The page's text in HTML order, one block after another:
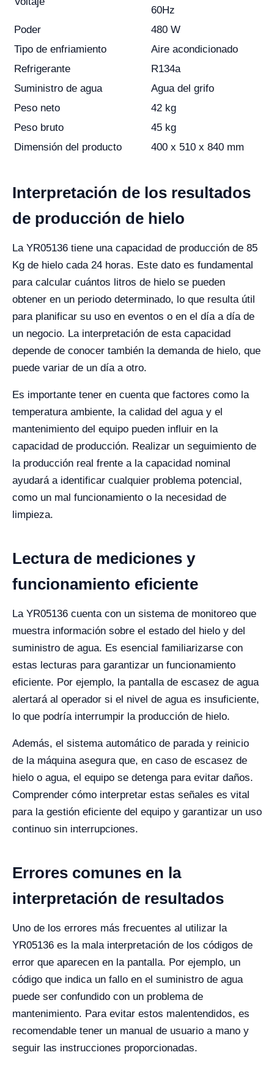
60Hz
Poder
480 W
Tipo de enfriamiento
Aire acondicionado
Refrigerante
R134a
Suministro de agua
Agua del grifo
Peso neto
42 kg
Peso bruto
45 kg
Dimensión del producto
400 x 510 x 840 mm
Interpretación de los resultados
de producción de hielo
La YR05136 tiene una capacidad de producción de 85
Kg de hielo cada 24 horas. Este dato es fundamental
para calcular cuántos litros de hielo se pueden
obtener en un periodo determinado, lo que resulta útil
para planificar su uso en eventos o en el día a día de
un negocio. La interpretación de esta capacidad
depende de conocer también la demanda de hielo, que
puede variar de un día a otro.
Es importante tener en cuenta que factores como la
temperatura ambiente, la calidad del agua y el
mantenimiento del equipo pueden influir en la
capacidad de producción. Realizar un seguimiento de
la producción real frente a la capacidad nominal
ayudará a identificar cualquier problema potencial,
como un mal funcionamiento o la necesidad de
limpieza.
Lectura de mediciones y
funcionamiento eficiente
La YR05136 cuenta con un sistema de monitoreo que
muestra información sobre el estado del hielo y del
suministro de agua. Es esencial familiarizarse con
estas lecturas para garantizar un funcionamiento
eficiente. Por ejemplo, la pantalla de escasez de agua
alertará al operador si el nivel de agua es insuficiente,
lo que podría interrumpir la producción de hielo.
Además, el sistema automático de parada y reinicio
de la máquina asegura que, en caso de escasez de
hielo o agua, el equipo se detenga para evitar daños.
Comprender cómo interpretar estas señales es vital
para la gestión eficiente del equipo y garantizar un uso
continuo sin interrupciones.
Errores comunes en la
interpretación de resultados
Uno de los errores más frecuentes al utilizar la
YR05136 es la mala interpretación de los códigos de
error que aparecen en la pantalla. Por ejemplo, un
código que indica un fallo en el suministro de agua
puede ser confundido con un problema de
mantenimiento. Para evitar estos malentendidos, es
recomendable tener un manual de usuario a mano y
seguir las instrucciones proporcionadas.